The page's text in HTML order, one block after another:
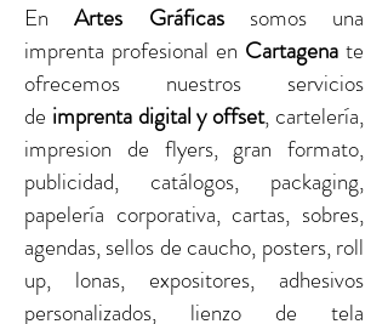
EnArtes Gráficas
somos una
imprenta profesional en Cartagena te
ofrecemos nuestros servicios
de imprenta digital y offset, cartelería,
impresion de flyers, gran formato,
publicidad, catálogos, packaging,
papelería corporativa, cartas, sobres,
agendas, sellos de caucho, posters, roll
up, lonas, expositores, adhesivos
personalizados, lienzo de tela